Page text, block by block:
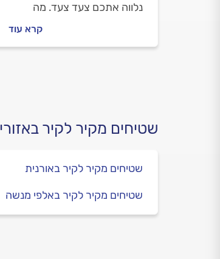
נלווה אתכם צעד צעד. מה
מקיר לקיר, איך מתנהלים מול
מתקין השטיחים וכמה העבודה
קרא עוד
שטיחים מקיר לקיר
שטיחים מקיר לקיר באורנית
שטיחים מקיר לקיר באלפי מנשה